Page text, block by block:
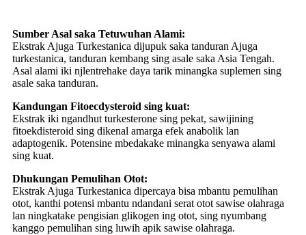
Sumber Asal saka Tetuwuhan Alami:
Ekstrak Ajuga Turkestanica dijupuk saka tanduran Ajuga
turkestanica, tanduran kembang sing asale saka Asia Tengah.
Asal alami iki njlentrehake daya tarik minangka suplemen sing
asale saka tanduran.
Kandungan Fitoecdysteroid sing kuat:
Ekstrak iki ngandhut turkesterone sing pekat, sawijining
fitoekdisteroid sing dikenal amarga efek anabolik lan
adaptogenik. Potensine mbedakake minangka senyawa alami
sing kuat.
Dhukungan Pemulihan Otot:
Ekstrak Ajuga Turkestanica dipercaya bisa mbantu pemulihan
otot, kanthi potensi mbantu ndandani serat otot sawise olahraga
lan ningkatake pengisian glikogen ing otot, sing nyumbang
kanggo pemulihan sing luwih apik sawise olahraga.